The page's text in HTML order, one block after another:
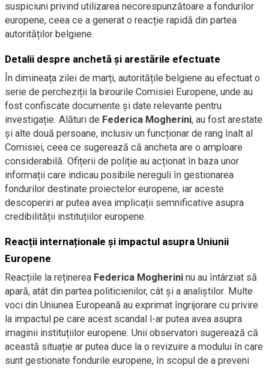
suspiciuni privind utilizarea necorespunzătoare a fondurilor
europene, ceea ce a generat o reacție rapidă din partea
autorităților belgiene.
Detalii despre anchetă și arestările efectuate
În dimineața zilei de marți, autoritățile belgiene au efectuat o
serie de percheziții la birourile Comisiei Europene, unde au
fost confiscate documente și date relevante pentru
investigație. Alături de Federica Mogherini, au fost arestate
și alte două persoane, inclusiv un funcționar de rang înalt al
Comisiei, ceea ce sugerează că ancheta are o amploare
considerabilă. Ofițerii de poliție au acționat în baza unor
informații care indicau posibile nereguli în gestionarea
fondurilor destinate proiectelor europene, iar aceste
descoperiri ar putea avea implicații semnificative asupra
credibilității instituțiilor europene.
Reacții internaționale și impactul asupra Uniunii
Europene
Reacțiile la reținerea Federica Mogherini nu au întârziat să
apară, atât din partea politicienilor, cât și a analiștilor. Multe
voci din Uniunea Europeană au exprimat îngrijorare cu privire
la impactul pe care acest scandal l-ar putea avea asupra
imaginii instituțiilor europene. Unii observatori sugerează că
această situație ar putea duce la o revizuire a modului în care
sunt gestionate fondurile europene, în scopul de a preveni